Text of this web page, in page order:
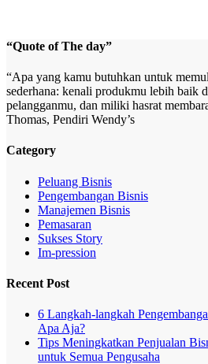
“Quote of The day”
“Apa yang kamu butuhkan untuk
sederhana: kenali produkmu lebih baik
pelangganmu, dan miliki hasrat
Thomas, Pendiri Wendy’s
Category
Peluang Bisnis
Pengembangan Bisnis
Manajemen Bisnis
Pemasaran
Sukses Story
Im-pression
Recent Post
6 Langkah-langkah
Apa Aja?
Tips Meningkatkan Penjualan
untuk Semua Pengusaha